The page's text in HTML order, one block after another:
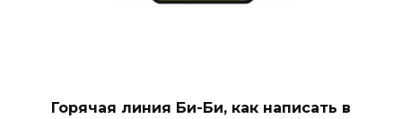
Горячая линия Би-Би, как написать в